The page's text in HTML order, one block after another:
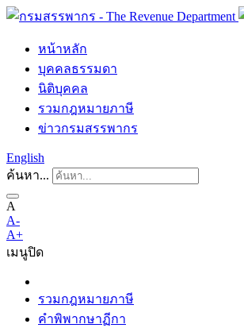
หน้าหลัก
บุคคลธรรมดา
นิติบุคคล
รวมกฎหมายภาษี
ข่าวกรมสรรพากร
English
ค้นหา...
A
A-
A+
เมนูปิด
รวมกฎหมายภาษี
คำพิพากษาฏีกา